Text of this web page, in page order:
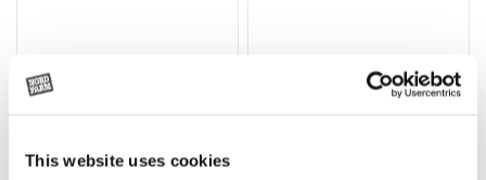
This website uses cookies